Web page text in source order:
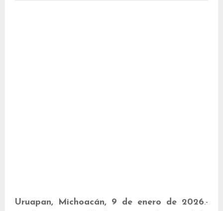
Uruapan, Michoacán, 9 de enero de 2026.-